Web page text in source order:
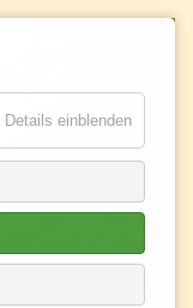
Details einblenden